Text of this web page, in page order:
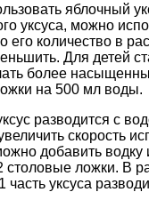
яблочный
уксуса, можно
его количество в
Для детей
более
на 500 мл воды.
разводится с
скорость
добавить водку
столовые ложки. В
часть уксуса